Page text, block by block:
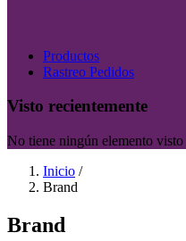
Productos
Rastreo Pedidos
Visto recientemente
No tiene ningún elemento visto
Inicio /
Brand
Brand